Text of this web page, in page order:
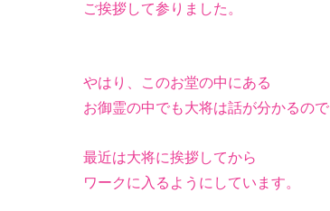
ご挨拶して参りました。
やはり、このお堂の中にある
お御霊の中でも大将は話が分かるので
最近は大将に挨拶してから
ワークに入るようにしています。